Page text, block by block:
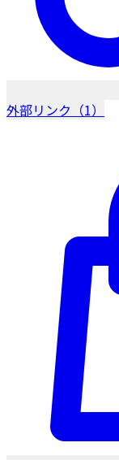
外部リンク（1）